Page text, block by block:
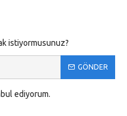
istiyormusunuz?
GÖNDER
ediyorum.